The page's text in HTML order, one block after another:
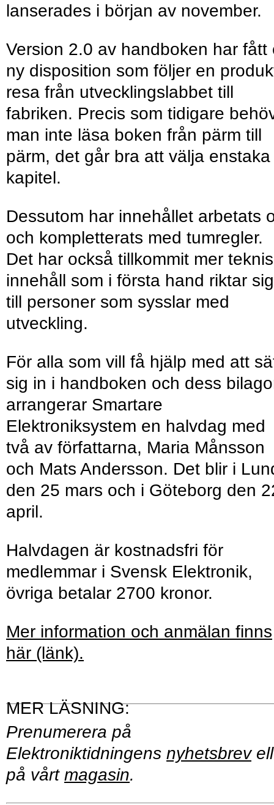
lanserades i början av november.
Version 2.0 av handboken har fått
ny disposition som följer en
resa från utvecklingslabbet till
fabriken. Precis som tidigare
man inte läsa boken från pärm till
pärm, det går bra att välja enstaka
kapitel.
Dessutom har innehållet arbetats
och kompletterats med tumregler.
Det har också tillkommit mer
innehåll som i första hand riktar sig
till personer som sysslar med
utveckling.
För alla som vill få hjälp med att
sig in i handboken och dess
arrangerar Smartare
Elektroniksystem en halvdag med
två av författarna, Maria Månsson
och Mats Andersson. Det blir i
den 25 mars och i Göteborg den
april.
Halvdagen är kostnadsfri för
medlemmar i Svensk Elektronik,
övriga betalar 2700 kronor.
Mer information och anmälan finns
här (länk).
Prenumerera på
Elektroniktidningens nyhetsbrev
på vårt magasin.